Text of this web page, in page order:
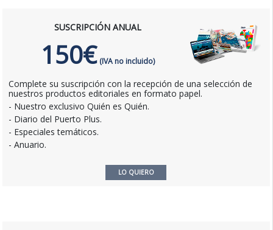
SUSCRIPCIÓN ANUAL
150€ (IVA no incluido)
Complete su suscripción con la recepción de una selección de
nuestros productos editoriales en formato papel.
- Nuestro exclusivo Quién es Quién.
- Diario del Puerto Plus.
- Especiales temáticos.
- Anuario.
LO QUIERO